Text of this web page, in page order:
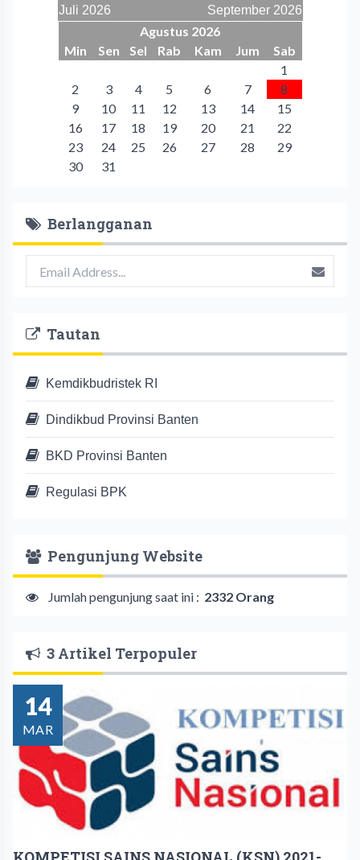
Juli 2026 September 2026
Agustus 2026
Min
Sen Sel Rab Kam Jum
Sab
1
2
3 4 5 6 7
8
9
10 11 12 13 14
15
16
17 18 19 20 21
22
23
24 25 26 27 28
29
30
31
Berlangganan
Tautan
Kemdikbudristek RI
Dindikbud Provinsi Banten
BKD Provinsi Banten
Regulasi BPK
Pengunjung Website
Jumlah pengunjung saat ini : 2332 Orang
3 Artikel Terpopuler
14
MAR